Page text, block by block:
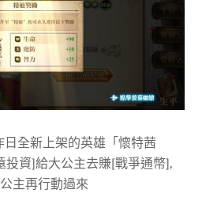
全新上架的英雄「懷特茜
投資]給大公主去賺[戰爭通幣],
主再行動過來